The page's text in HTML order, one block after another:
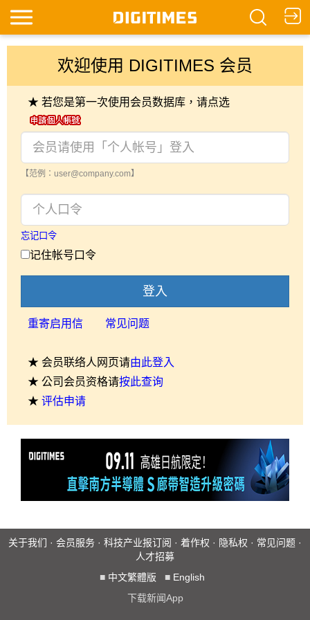
欢迎使用 DIGITIMES 会员
★ 若您是第一次使用会员数据库，请点选
【范例：user@company.com】
忘记口令
记住帐号口令
登入
重寄启用信 常见问题
★ 会员联络人网页请由此登入
★ 公司会员资格请按此查询
★ 评估申请
关于我们 · 会员服务 · 科技产业报订阅 · 着作权 · 隐私权 · 常见问题 ·
人才招募
■ 中文繁體版 ■ English
下载新闻App